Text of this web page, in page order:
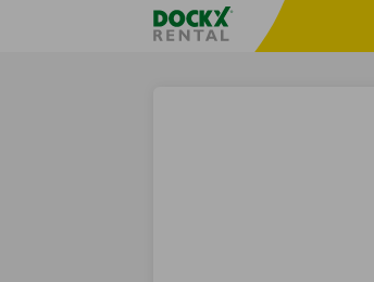
Taalselectie overslaanFratello DEMO